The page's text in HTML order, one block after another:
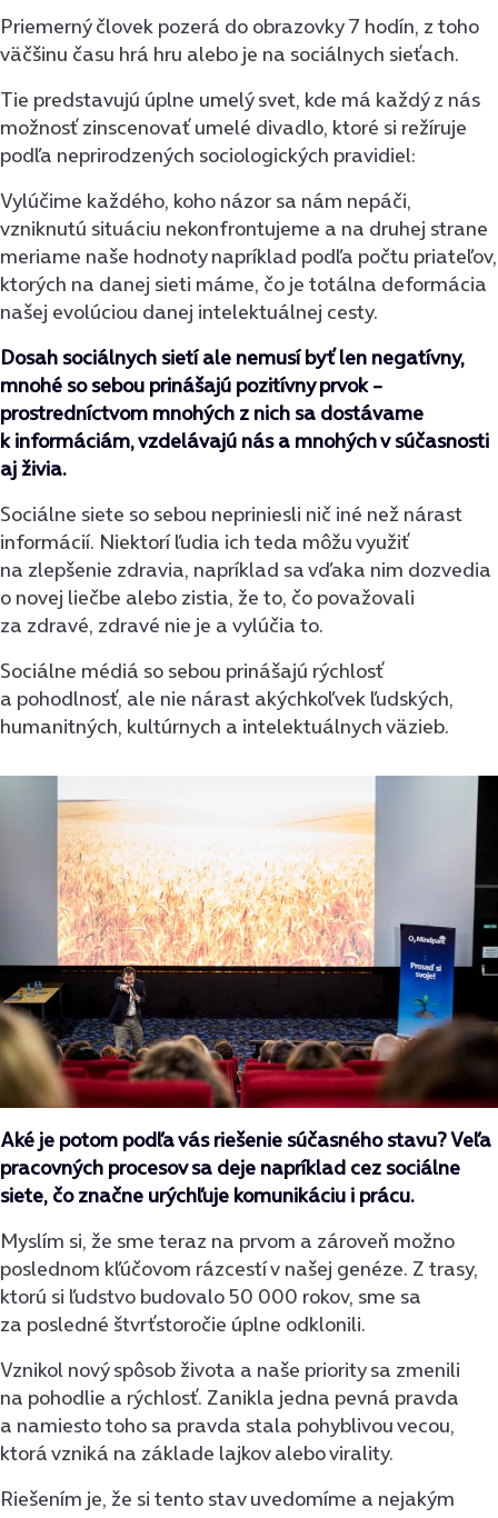
Priemerný človek pozerá do obrazovky 7 hodín, z toho
väčšinu času hrá hru alebo je na sociálnych sieťach.
Tie predstavujú úplne umelý svet, kde má každý z nás
možnosť zinscenovať umelé divadlo, ktoré si režíruje
podľa neprirodzených sociologických pravidiel:
Vylúčime každého, koho názor sa nám nepáči,
vzniknutú situáciu nekonfrontujeme a na druhej strane
meriame naše hodnoty napríklad podľa počtu priateľov,
ktorých na danej sieti máme, čo je totálna deformácia
našej evolúciou danej intelektuálnej cesty.
Dosah sociálnych sietí ale nemusí byť len negatívny,
mnohé so sebou prinášajú pozitívny prvok –
prostredníctvom mnohých z nich sa dostávame
k informáciám, vzdelávajú nás a mnohých v súčasnosti
aj živia.
Sociálne siete so sebou nepriniesli nič iné než nárast
informácií. Niektorí ľudia ich teda môžu využiť
na zlepšenie zdravia, napríklad sa vďaka nim dozvedia
o novej liečbe alebo zistia, že to, čo považovali
za zdravé, zdravé nie je a vylúčia to.
Sociálne médiá so sebou prinášajú rýchlosť
a pohodlnosť, ale nie nárast akýchkoľvek ľudských,
humanitných, kultúrnych a intelektuálnych väzieb.
Aké je potom podľa vás riešenie súčasného stavu? Veľa
pracovných procesov sa deje napríklad cez sociálne
siete, čo značne urýchľuje komunikáciu i prácu.
Myslím si, že sme teraz na prvom a zároveň možno
poslednom kľúčovom rázcestí v našej genéze. Z trasy,
ktorú si ľudstvo budovalo 50 000 rokov, sme sa
za posledné štvrťstoročie úplne odklonili.
Vznikol nový spôsob života a naše priority sa zmenili
na pohodlie a rýchlosť. Zanikla jedna pevná pravda
a namiesto toho sa pravda stala pohyblivou vecou,
ktorá vzniká na základe lajkov alebo virality.
Riešením je, že si tento stav uvedomíme a nejakým